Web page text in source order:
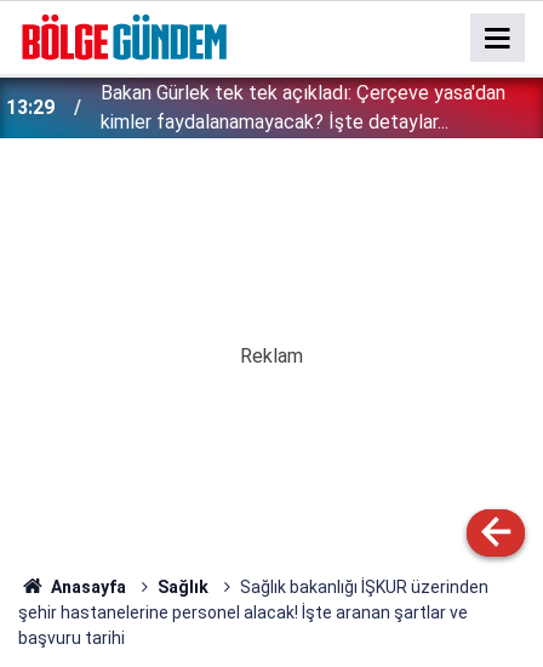
13:29
Bakan Gürlek tek tek açıkladı: Çerçeve yasa'dan
kimler faydalanamayacak? İşte detaylar...
Anasayfa Sağlık
Sağlık bakanlığı İŞKUR üzerinden
şehir hastanelerine personel alacak! İşte aranan şartlar ve
başvuru tarihi